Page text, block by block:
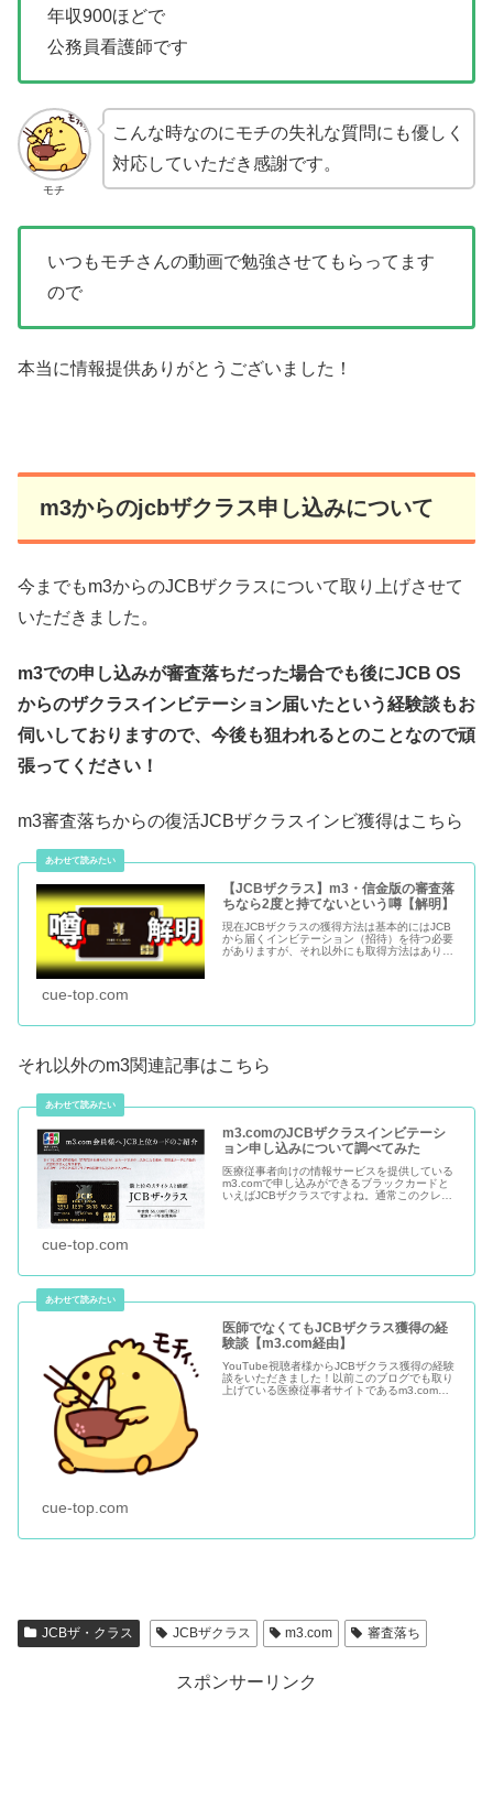
年収900ほどで
公務員看護師です
モチ
こんな時なのにモチの失礼な質問にも優しく
対応していただき感謝です。
いつもモチさんの動画で勉強させてもらってます
ので
本当に情報提供ありがとうございました！
m3からのjcbザクラス申し込みについて
今までもm3からのJCBザクラスについて取り上げさせて
いただきました。
m3での申し込みが審査落ちだった場合でも後にJCB OS
からのザクラスインビテーション届いたという経験談もお
伺いしておりますので、今後も狙われるとのことなので頑
張ってください！
m3審査落ちからの復活JCBザクラスインビ獲得はこちら
【JCBザクラス】m3・信金版の審査落
ちなら2度と持てないという噂【解明】
現在JCBザクラスの獲得方法は基本的にはJCB
から届くインビテーション（招待）を待つ必要
がありますが、それ以外にも取得方法はありま
cue-top.com
それ以外のm3関連記事はこちら
m3.comのJCBザクラスインビテーシ
ョン申し込みについて調べてみた
医療従事者向けの情報サービスを提供している
m3.comで申し込みができるブラックカードと
いえばJCBザクラスですよね。通常このクレジ
cue-top.com
医師でなくてもJCBザクラス獲得の経
験談【m3.com経由】
YouTube視聴者様からJCBザクラス獲得の経験
談をいただきました！以前このブログでも取り
上げている医療従事者サイトであるm3.comか
cue-top.com
JCBザ・クラス JCBザクラス m3.com 審査落ち
スポンサーリンク